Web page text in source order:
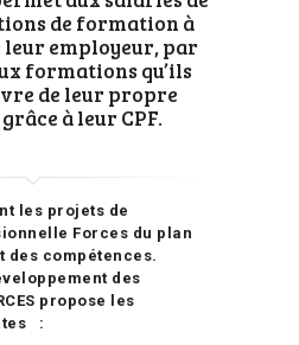
de formation à
employeur, par
formations qu’ils
de leur propre
à leur CPF.
les projets de
Forces du plan
des compétences.
des
propose les
: